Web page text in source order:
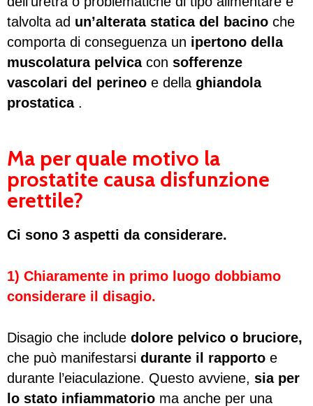
talvolta ad un’alterata statica del bacino che
comporta di conseguenza un ipertono della
muscolatura pelvicacon sofferenze
vascolari del perineo e della ghiandola
prostatica.
Ma per quale motivo la
prostatite causa disfunzione
erettile?
Ci sono 3 aspetti da considerare.
1) Chiaramente in primo luogo dobbiamo
considerare il disagio.
Disagio che include dolore pelvico o bruciore,
che può manifestarsi durante il rapporto e
durante l’eiaculazione. Questo avviene, sia per
lo stato infiammatorio ma anche per una